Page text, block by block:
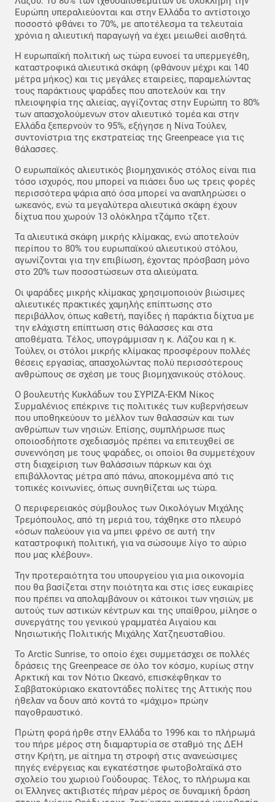
Ευρώπη υπεραλιεύονται και στην Ελλάδα το αντίστοιχο
ποσοστό φθάνει το 70%, με αποτέλεσμα τα τελευταία
χρόνια η αλιευτική παραγωγή να έχει μειωθεί αισθητά.
Η ευρωπαϊκή πολιτική ως τώρα ευνοεί τα υπερμεγέθη,
καταστροφικά αλιευτικά σκάφη (φθάνουν μέχρι και 140
μέτρα μήκος) και τις μεγάλες εταιρείες, παραμελώντας
τους παράκτιους ψαράδες που αποτελούν και την
πλειοψηφία της αλιείας, αγγίζοντας στην Ευρώπη το 80%
των απασχολούμενων στον αλιευτικό τομέα και στην
Ελλάδα ξεπερνούν το 95%, εξήγησε η Νίνα Τούλεν,
συντονίστρια της εκστρατείας της Greenpeace για τις
θάλασσες.
Ο ευρωπαϊκός αλιευτικός βιομηχανικός στόλος είναι πια
τόσο ισχυρός, που μπορεί να πιάσει δυο ως τρεις φορές
περισσότερα ψάρια από όσα μπορεί να αναπληρώσει ο
ωκεανός, ενώ τα μεγαλύτερα αλιευτικά σκάφη έχουν
δίχτυα που χωρούν 13 ολόκληρα τζάμπο τζετ.
Τα αλιευτικά σκάφη μικρής κλίμακας, ενώ αποτελούν
περίπου το 80% του ευρωπαϊκού αλιευτικού στόλου,
αγωνίζονται για την επιβίωση, έχοντας πρόσβαση μόνο
στο 20% των ποσοστώσεων στα αλιεύματα.
Οι ψαράδες μικρής κλίμακας χρησιμοποιούν βιώσιμες
αλιευτικές πρακτικές χαμηλής επίπτωσης στο
περιβάλλον, όπως καθετή, παγίδες ή παράκτια δίχτυα με
την ελάχιστη επίπτωση στις θάλασσες και στα
αποθέματα. Τέλος, υπογράμμισαν η κ. Λάζου και η κ.
Τούλεν, οι στόλοι μικρής κλίμακας προσφέρουν πολλές
θέσεις εργασίας, απασχολώντας πολύ περισσότερους
ανθρώπους σε σχέση με τους βιομηχανικούς στόλους.
Ο βουλευτής Κυκλάδων του ΣΥΡΙΖΑ-ΕΚΜ Νίκος
Συρμαλένιος επέκρινε τις πολιτικές των κυβερνήσεων
που υποθηκεύουν το μέλλον των θαλασσών και των
ανθρώπων των νησιών. Επίσης, συμπλήρωσε πως
οποιοσδήποτε σχεδιασμός πρέπει να επιτευχθεί σε
συνεννόηση με τους ψαράδες, οι οποίοι θα συμμετέχουν
στη διαχείριση των θαλάσσιων πάρκων και όχι
επιβάλλοντας μέτρα από πάνω, αποκομμένα από τις
τοπικές κοινωνίες, όπως συνηθίζεται ως τώρα.
Ο περιφερειακός σύμβουλος των Οικολόγων Μιχάλης
Τρεμόπουλος, από τη μεριά του, τάχθηκε στο πλευρό
«όσων παλεύουν για να μπει φρένο σε αυτή την
καταστροφική πολιτική, για να σώσουμε λίγο το αύριο
που μας κλέβουν».
Την προτεραιότητα του υπουργείου για μια οικονομία
που θα βασίζεται στην ποιότητα και στις ίσες ευκαιρίες
που πρέπει να απολαμβάνουν οι κάτοικοι των νησιών, με
αυτούς των αστικών κέντρων και της υπαίθρου, μίλησε ο
συνεργάτης του γενικού γραμματέα Αιγαίου και
Νησιωτικής Πολιτικής Μιχάλης Χατζηευσταθίου.
Το Arctic Sunrise, το οποίο έχει συμμετάσχει σε πολλές
δράσεις της Greenpeace σε όλο τον κόσμο, κυρίως στην
Αρκτική και τον Νότιο Ωκεανό, επισκέφθηκαν το
Σαββατοκύριακο εκατοντάδες πολίτες της Αττικής που
ήθελαν να δουν από κοντά το «μάχιμο» πρώην
παγοθραυστικό.
Πρώτη φορά ήρθε στην Ελλάδα το 1996 και το πλήρωμά
του πήρε μέρος στη διαμαρτυρία σε σταθμό της ΔΕΗ
στην Κρήτη, με αίτημα τη στροφή στις ανανεώσιμες
πηγές ενέργειας και εγκατέστησε φωτοβολταϊκά στο
σχολείο του χωριού Γούδουρας. Τέλος, το πλήρωμα και
οι Έλληνες ακτιβιστές πήραν μέρος σε δυναμική δράση